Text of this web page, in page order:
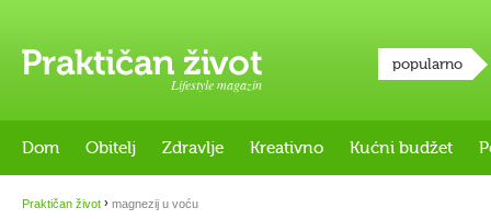
Lifestyle magazin
popularno
Dom Obitelj Zdravlje Kreativno Kućni budžet
Praktičan život › magnezij u voću